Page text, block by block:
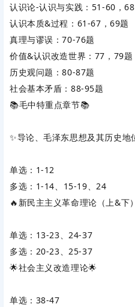
认识论-认识与实践 ：51-60，
认识本质&过程 ‌：61-67，69题
真理与谬误 ‌：70-76题
价值&认识改造世界 ‌：77，79题
历史观问题 ‌：80-87题
社会基本矛盾 ‌：88-95题
📚毛中特重点章节📚
✨导论、毛泽东思想及其历史地
单选：1-12
多选：1-14、15-19、24
🔥新民主主义革命理论（上&下
单选：13-23、24-37
多选：20-23、25-37
🌟社会主义改造理论🌟
单选：38-47